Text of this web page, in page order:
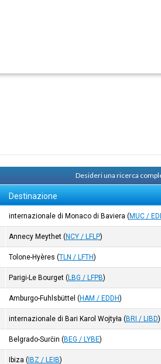
Desideri una ricerca
Destinazione
internazionale di Monaco di Baviera (MUC /
Annecy Meythet (NCY / LFLP)
Tolone-Hyères (TLN / LFTH)
Parigi-Le Bourget (LBG / LFPB)
Amburgo-Fuhlsbüttel (HAM / EDDH)
internazionale di Bari Karol Wojtyła (BRI / LIBD)
Belgrado-Surčin (BEG / LYBE)
Ibiza ( IBZ / LEIB)